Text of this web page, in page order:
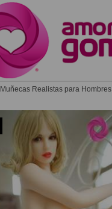
Muñecas Realistas para Hombres